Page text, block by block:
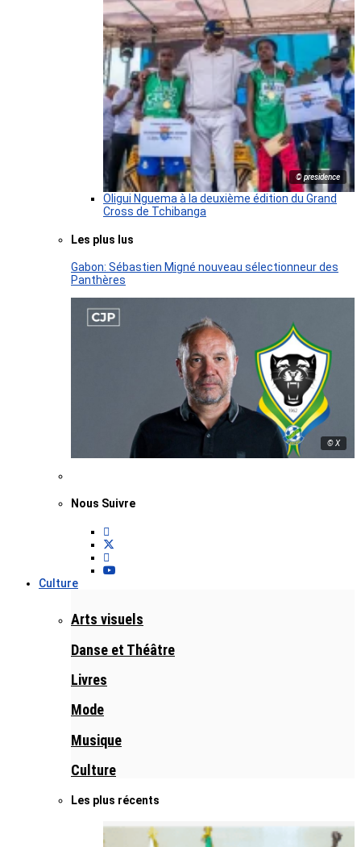
© presidence
Oligui Nguema à la deuxième édition du Grand
Cross de Tchibanga
Les plus lus
Gabon: Sébastien Migné nouveau sélectionneur des
Panthères
© X
Nous Suivre
Culture
Arts visuels
Danse et Théâtre
Livres
Mode
Musique
Culture
Les plus récents